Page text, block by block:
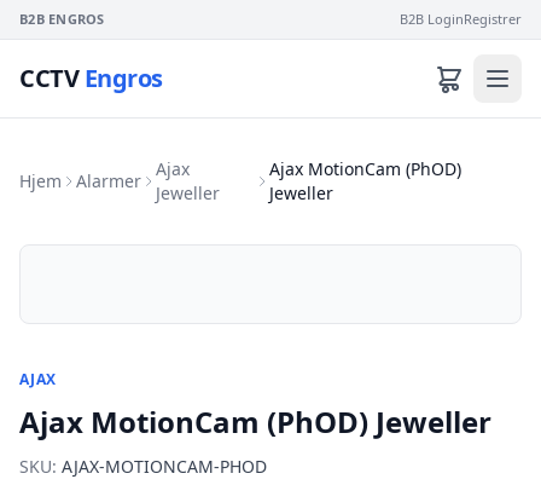
B2B ENGROS B2B LoginRegistrer
CCTVEngros
Hjem Alarmer
Ajax
Jeweller
Ajax MotionCam (PhOD)
Jeweller
AJAX
Ajax MotionCam (PhOD) Jeweller
SKU: AJAX-MOTIONCAM-PHOD